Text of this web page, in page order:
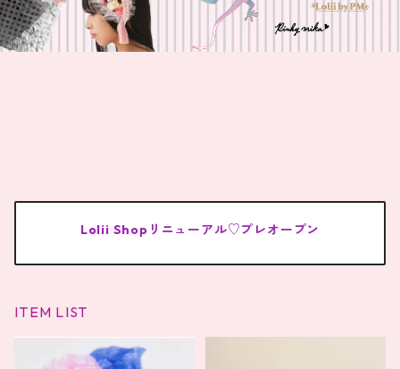
Lolii Shopリニューアル♡プレオープン
ITEM LIST